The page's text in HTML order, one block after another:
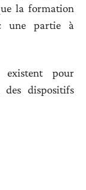
la formation
une partie à
existent pour
dispositifs